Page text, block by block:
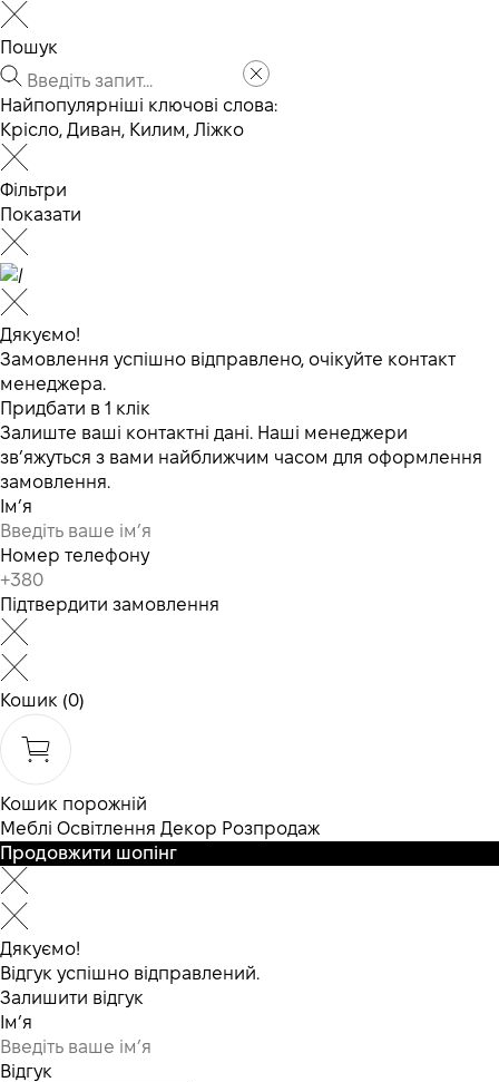
Пошук
Найпопулярніші ключові слова:
Крісло, Диван, Килим, Ліжко
Фільтри
Показати
Дякуємо!
Замовлення успішно відправлено, очікуйте контакт
менеджера.
Придбати в 1 клік
Залиште ваші контактні дані. Наші менеджери
зв’яжуться з вами найближчим часом для оформлення
замовлення.
Ім’я
Номер телефону
Підтвердити замовлення
Кошик (0)
Кошик порожній
Меблі Освітлення Декор Розпродаж
Продовжити шопінг
Дякуємо!
Відгук успішно відправлений.
Залишити відгук
Ім’я
Відгук